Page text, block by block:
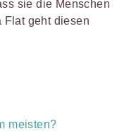
sie die Menschen
Flat geht diesen
meisten?